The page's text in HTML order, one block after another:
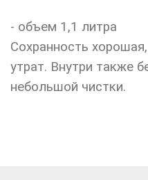
- объем 1,1 литра
Сохранность
утрат. Внутри также
небольшой чистки.